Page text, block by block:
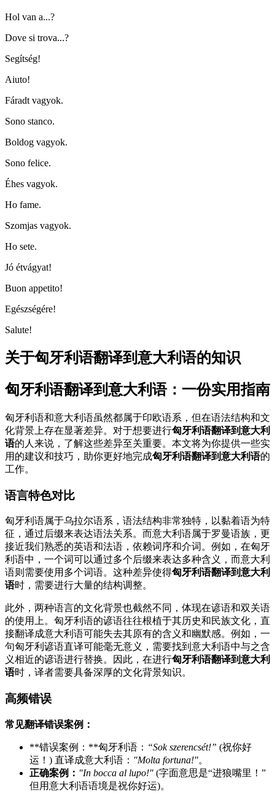
Hol van a...?
Dove si trova...?
Segítség!
Aiuto!
Fáradt vagyok.
Sono stanco.
Boldog vagyok.
Sono felice.
Éhes vagyok.
Ho fame.
Szomjas vagyok.
Ho sete.
Jó étvágyat!
Buon appetito!
Egészségére!
Salute!
关于匈牙利语翻译到意大利语的知识
匈牙利语翻译到意大利语：一份实用指南
匈牙利语和意大利语虽然都属于印欧语系，但在语法结构和文
化背景上存在显著差异。对于想要进行匈牙利语翻译到意大利
语的人来说，了解这些差异至关重要。本文将为你提供一些实
用的建议和技巧，助你更好地完成匈牙利语翻译到意大利语的
工作。
语言特色对比
匈牙利语属于乌拉尔语系，语法结构非常独特，以黏着语为特
征，通过后缀来表达语法关系。而意大利语属于罗曼语族，更
接近我们熟悉的英语和法语，依赖词序和介词。例如，在匈牙
利语中，一个词可以通过多个后缀来表达多种含义，而意大利
语则需要使用多个词语。这种差异使得匈牙利语翻译到意大利
语时，需要进行大量的结构调整。
此外，两种语言的文化背景也截然不同，体现在谚语和双关语
的使用上。匈牙利语的谚语往往根植于其历史和民族文化，直
接翻译成意大利语可能失去其原有的含义和幽默感。例如，一
句匈牙利谚语直译可能毫无意义，需要找到意大利语中与之含
义相近的谚语进行替换。因此，在进行匈牙利语翻译到意大利
语时，译者需要具备深厚的文化背景知识。
高频错误
常见翻译错误案例：
**错误案例：**匈牙利语： “Sok szerencsét!” (祝你好
运！) 直译成意大利语： "Molta fortuna!"。
正确案例： "In bocca al lupo!" (字面意思是“进狼嘴里！”
但用意大利语语境是祝你好运)。